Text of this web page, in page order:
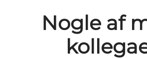
Nogle af